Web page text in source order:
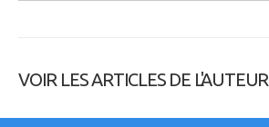
VOIR LES ARTICLES DE L'AUTEUR